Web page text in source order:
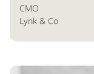
CMO
Lynk & Co